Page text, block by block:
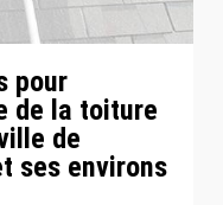
pour
de la toiture
de
ses environs